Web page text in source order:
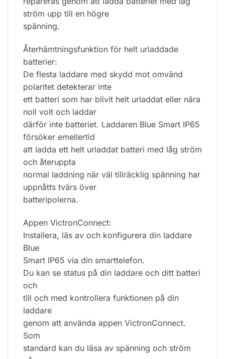
ström upp till en högre
spänning.
Återhämtningsfunktion för helt urladdade
batterier:
De flesta laddare med skydd mot omvänd
polaritet detekterar inte
ett batteri som har blivit helt urladdat eller nära
noll volt och laddar
därför inte batteriet. Laddaren Blue Smart IP65
försöker emellertid
att ladda ett helt urladdat batteri med låg ström
och återuppta
normal laddning när väl tillräcklig spänning har
uppnåtts tvärs över
batteripolerna.
Appen VictronConnect:
Installera, läs av och konfigurera din laddare
Blue
Smart IP65 via din smarttelefon.
Du kan se status på din laddare och ditt batteri
och
till och med kontrollera funktionen på din
laddare
genom att använda appen VictronConnect.
Som
standard kan du läsa av spänning och ström